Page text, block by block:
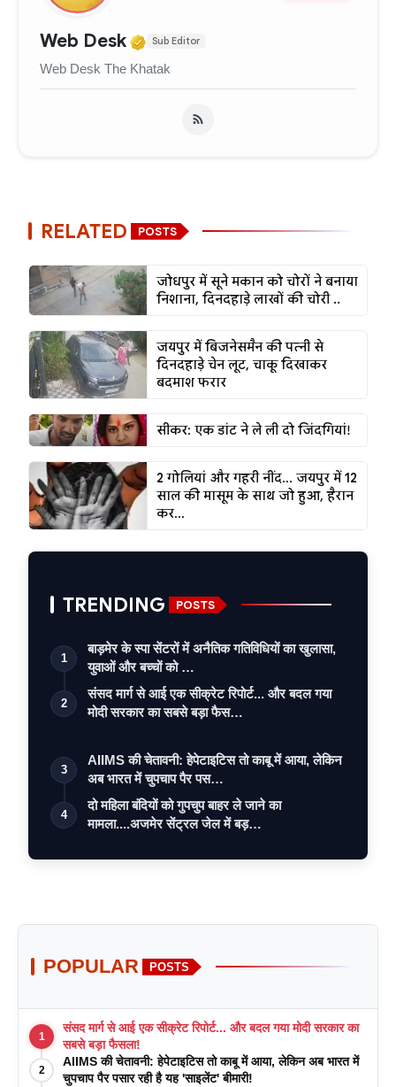
Web Desk Verified Media or
Sub Editor
Web Desk The Khatak
RELATED POSTS
जोधपुर में सूने मकान को चोरों ने बनाया
निशाना, दिनदहाड़े लाखों की चोरी ..
जयपुर में बिजनेसमैन की पत्नी से
दिनदहाड़े चेन लूट, चाकू दिखाकर
बदमाश फरार
सीकर: एक डांट ने ले ली दो जिंदगियां!
2 गोलियां और गहरी नींद... जयपुर में 12
साल की मासूम के साथ जो हुआ, हैरान
कर...
TRENDING POSTS
1
बाड़मेर के स्पा सेंटरों में अनैतिक गतिविधियों का खुलासा,
युवाओं और बच्चों को …
2
संसद मार्ग से आई एक सीक्रेट रिपोर्ट... और बदल गया
मोदी सरकार का सबसे बड़ा फैस…
3
AIIMS की चेतावनी: हेपेटाइटिस तो काबू में आया, लेकिन
अब भारत में चुपचाप पैर पस…
4
दो महिला बंदियों को गुपचुप बाहर ले जाने का
मामला....अजमेर सेंट्रल जेल में बड़…
POPULAR POSTS
1
संसद मार्ग से आई एक सीक्रेट रिपोर्ट... और बदल गया मोदी सरकार का
सबसे बड़ा फैसला!
2
AIIMS की चेतावनी: हेपेटाइटिस तो काबू में आया, लेकिन अब भारत में
चुपचाप पैर पसार रही है यह 'साइलेंट' बीमारी!